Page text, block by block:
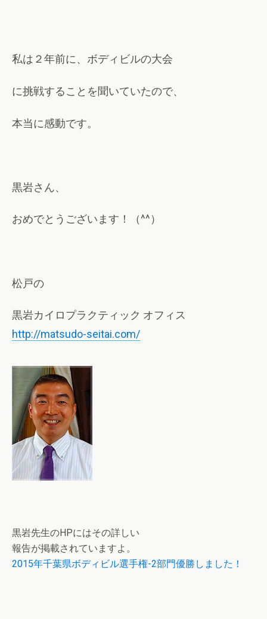
私は２年前に、ボディビルの大会
に挑戦することを聞いていたので、
本当に感動です。
黒岩さん、
おめでとうございます！（^^）
松戸の
黒岩カイロプラクティック オフィス
http://matsudo-seitai.com/
黒岩先生のHPにはその詳しい
報告が掲載されていますよ。
2015年千葉県ボディビル選手権-2部門優勝しました！